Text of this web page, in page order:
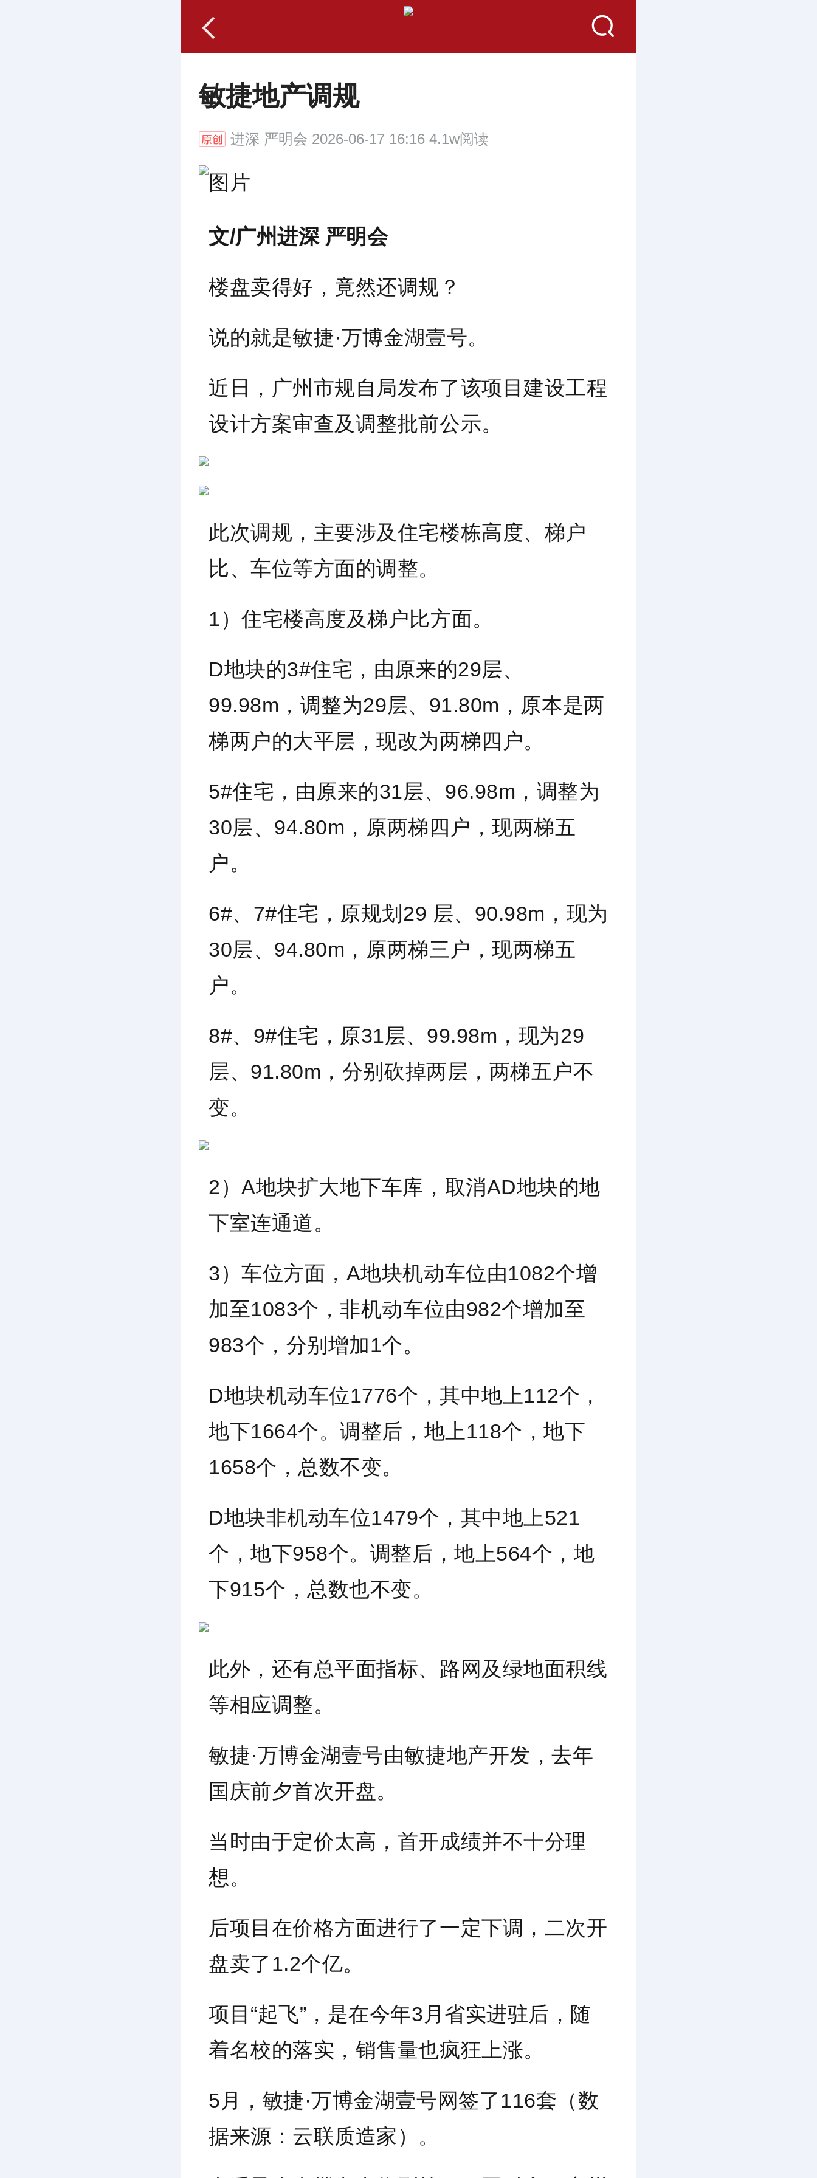
敏捷地产调规
进深 严明会 2026-06-17 16:16 4.1w阅读
文/广州进深 严明会
楼盘卖得好，竟然还调规？
说的就是敏捷·万博金湖壹号。
近日，广州市规自局发布了该项目建设工程
设计方案审查及调整批前公示。
此次调规，主要涉及住宅楼栋高度、梯户
比、车位等方面的调整。
1）住宅楼高度及梯户比方面。
D地块的3#住宅，由原来的29层、
99.98m，调整为29层、91.80m，原本是两
梯两户的大平层，现改为两梯四户。
5#住宅，由原来的31层、96.98m，调整为
30层、94.80m，原两梯四户，现两梯五
户。
6#、7#住宅，原规划29 层、90.98m，现为
30层、94.80m，原两梯三户，现两梯五
户。
8#、9#住宅，原31层、99.98m，现为29
层、91.80m，分别砍掉两层，两梯五户不
变。
2）A地块扩大地下车库，取消AD地块的地
下室连通道。
3）车位方面 ，A地块机动车位由1082个增
加至1083个，非机动车位由982个增加至
983个，分别增加1个。
D地块机动车位1776个，其中地上112个，
地下1664个。调整后，地上118个，地下
1658个，总数不变。
D地块非机动车位1479个，其中地上521
个，地下958个。调整后，地上564个，地
下915个，总数也不变。
此外，还有总平面指标、路网及绿地面积线
等相应调整。
敏捷·万博金湖壹号由敏捷地产开发，去年
国庆前夕首次开盘。
当时由于定价太高，首开成绩并不十分理
想。
后项目在价格方面进行了一定下调， 二次开
盘卖了1.2个亿。
项目“起飞”，是在今年3月省实进驻后，随
着名校的落实，销售量也疯狂上涨。
5月，敏捷·万博金湖壹号网签了116套 （数
据来源：云联质造家） 。